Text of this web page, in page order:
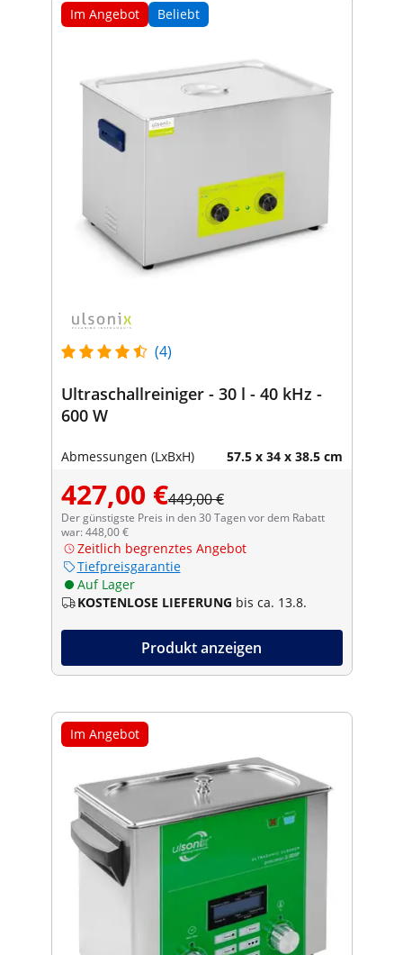
Im Angebot Beliebt
(4)
Ultraschallreiniger - 30 l - 40 kHz -
600 W
Abmessungen (LxBxH) 57.5 x 34 x 38.5 cm
427,00 €449,00 €
Der günstigste Preis in den 30 Tagen vor dem Rabatt
war: 448,00 €
Zeitlich begrenztes Angebot
Tiefpreisgarantie
Auf Lager
KOSTENLOSE LIEFERUNG bis ca. 13.8.
Produkt anzeigen
Im Angebot